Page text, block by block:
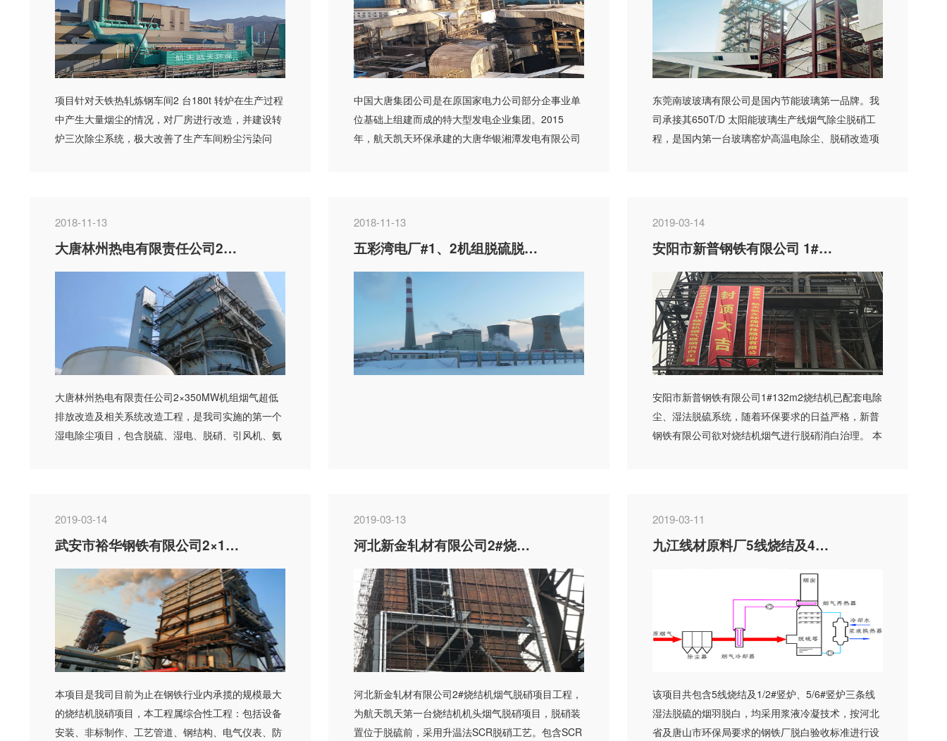
项目针对天铁热轧炼钢车间2 台180t 转炉在生产过程
中产生大量烟尘的情况，对厂房进行改造，并建设转
炉三次除尘系统，极大改善了生产车间粉尘污染问
中国大唐集团公司是在原国家电力公司部分企事业单
位基础上组建而成的特大型发电企业集团。2015
年，航天凯天环保承建的大唐华银湘潭发电有限公司
东莞南玻玻璃有限公司是国内节能玻璃第一品牌。我
司承接其650T/D 太阳能玻璃生产线烟气除尘脱硝工
程，是国内第一台玻璃窑炉高温电除尘、脱硝改造项
2018-11-13
大唐林州热电有限责任公司2*350MW机组
大唐林州热电有限责任公司2×350MW机组烟气超低
排放改造及相关系统改造工程，是我司实施的第一个
湿电除尘项目，包含脱硫、湿电、脱硝、引风机、氨
2018-11-13
五彩湾电厂#1、2机组脱硫脱硝系统
2019-03-14
安阳市新普钢铁有限公司 1#132m2烧结机烟气脱硝消白项目
安阳市新普钢铁有限公司1#132m2烧结机已配套电除
尘、湿法脱硫系统，随着环保要求的日益严格，新普
钢铁有限公司欲对烧结机烟气进行脱硝消白治理。 本
2019-03-14
武安市裕华钢铁有限公司2×126㎡ 及2×90㎡烧结机脱硝项目
本项目是我司目前为止在钢铁行业内承揽的规模最大
的烧结机脱硝项目，本工程属综合性工程：包括设备
安装、非标制作、工艺管道、钢结构、电气仪表、防
2019-03-13
河北新金轧材有限公司2#烧结机烟气脱硝项目
河北新金轧材有限公司2#烧结机烟气脱硝项目工程，
为航天凯天第一台烧结机机头烟气脱硝项目，脱硝装
置位于脱硫前，采用升温法SCR脱硝工艺。包含SCR
2019-03-11
九江线材原料厂5线烧结及4台竖炉湿法脱硫烟羽脱白项目
该项目共包含5线烧结及1/2#竖炉、5/6#竖炉三条线
湿法脱硫的烟羽脱白，均采用浆液冷凝技术，按河北
省及唐山市环保局要求的钢铁厂脱白验收标准进行设